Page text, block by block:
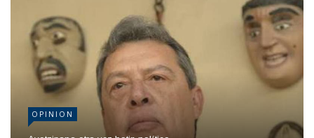
OPINION